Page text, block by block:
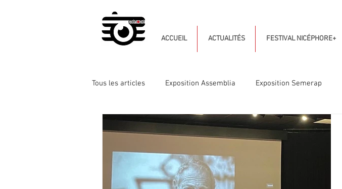
ACCUEIL ACTUALITÉS FESTIVAL NICÉPHORE+
Tous les articles Exposition Assemblia Exposition Semerap
Réseau Lux Ville de Beaumont Portrait Partenariat